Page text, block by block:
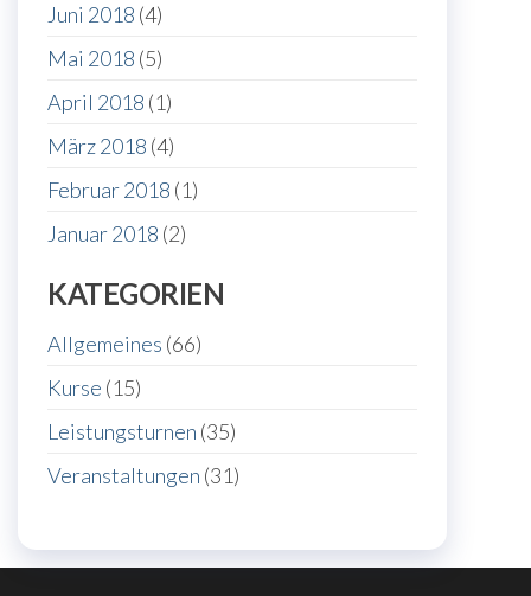
Juni 2018 (4)
Mai 2018 (5)
April 2018 (1)
März 2018 (4)
Februar 2018 (1)
Januar 2018 (2)
KATEGORIEN
Allgemeines (66)
Kurse (15)
Leistungsturnen (35)
Veranstaltungen (31)